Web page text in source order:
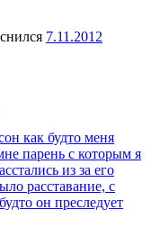
7.11.2012
как будто меня
парень с которым я
из за его
расставание, с
он преследует